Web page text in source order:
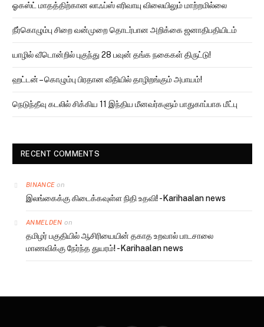
ஓகஸ்ட் மாதத்திற்கான லாஃப்ஸ் எரிவாயு விலையிலும் மாற்றமில்லை
நீர்கொழும்பு சிறை வன்முறை தொடர்பான அறிக்கை ஜனாதிபதியிடம்
யாழில் வீடொன்றில் புகுந்து 28 பவுன் தங்க நகைகள் திருட்டு!
ஹட்டன் – கொழும்பு பிரதான வீதியில் தாழிறங்கும் அபாயம்!
நெடுந்தீவு கடலில் சிக்கிய 11 இந்திய மீனவர்களும் பாதுகாப்பாக மீட்பு
RECENT COMMENTS
BINANCE on
இலங்கைக்கு கிடைக்கவுள்ள நிதி உதவி! -Karihaalan news
ANMELDEN on
தமிழர் பகுதியில் ஆசிரியையின் தகாத உறவால் பாடசாலை
மாணவிக்கு நேர்ந்த துயரம்! -Karihaalan news